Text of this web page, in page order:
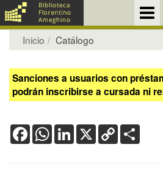
Inicio Catálogo
Sanciones a usuarios con
podrán inscribirse a cursada ni
FacebookWhatsApp
LinkedIn
X Copy
Link